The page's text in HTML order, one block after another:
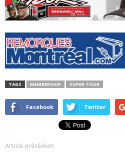
TAGS MEMBERSHIP SUPER TOUR
Facebook Twitter
Article précédent